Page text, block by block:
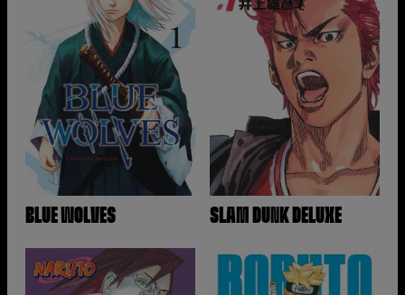
BLUE WOLVES SLAM DUNK DELUXE